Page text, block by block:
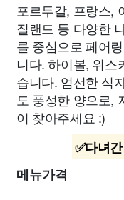
포르투갈, 프랑스,
질랜드 등 다양한
를 중심으로 페어
니다. 하이볼, 위스
습니다. 엄선한 식
도 풍성한 양으로,
이 찾아주세요 :)
✅다녀
메뉴가격